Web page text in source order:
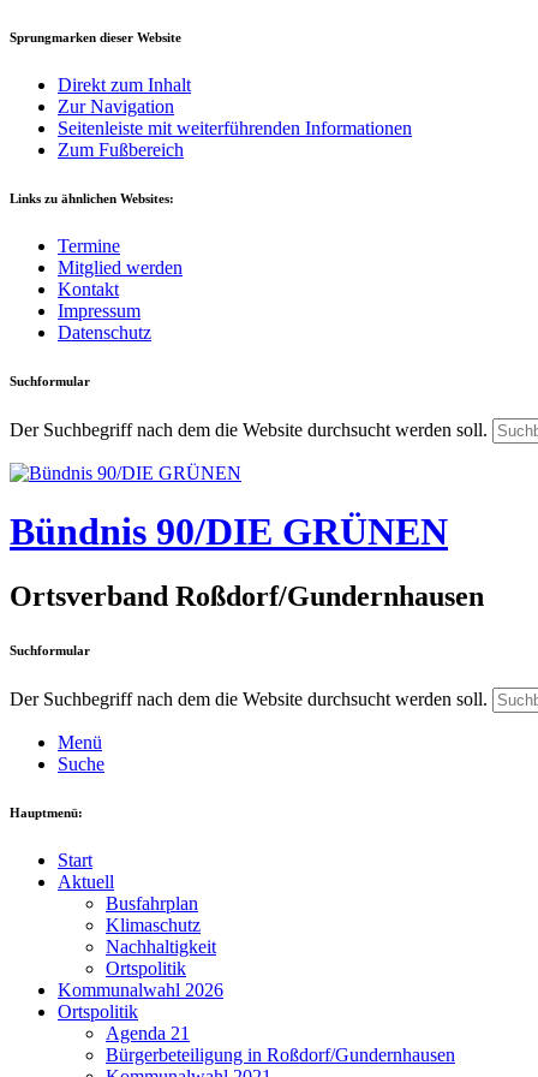
Sprungmarken dieser Website
Direkt zum Inhalt
Zur Navigation
Seitenleiste mit weiterführenden Informationen
Zum Fußbereich
Links zu ähnlichen Websites:
Termine
Mitglied werden
Kontakt
Impressum
Datenschutz
Suchformular
Der Suchbegriff nach dem die Website durchsucht werden soll.
Bündnis 90/DIE GRÜNEN
Ortsverband Roßdorf/Gundernhausen
Suchformular
Der Suchbegriff nach dem die Website durchsucht werden soll.
Menü
Suche
Hauptmenü:
Start
Aktuell
Busfahrplan
Klimaschutz
Nachhaltigkeit
Ortspolitik
Kommunalwahl 2026
Ortspolitik
Agenda 21
Bürgerbeteiligung in Roßdorf/Gundernhausen